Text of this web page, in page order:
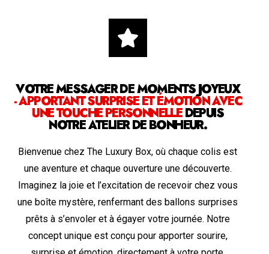
VOTRE MESSAGER DE MOMENTS JOYEUX
- APPORTANT SURPRISE ET ÉMOTION AVEC
UNE TOUCHE PERSONNELLEDEPUIS
NOTRE ATELIER DE BONHEUR.
Bienvenue chez The Luxury Box, où chaque colis est
une aventure et chaque ouverture une découverte.
Imaginez la joie et l’excitation de recevoir chez vous
une boîte mystère, renfermant des ballons surprises
prêts à s’envoler et à égayer votre journée. Notre
concept unique est conçu pour apporter sourire,